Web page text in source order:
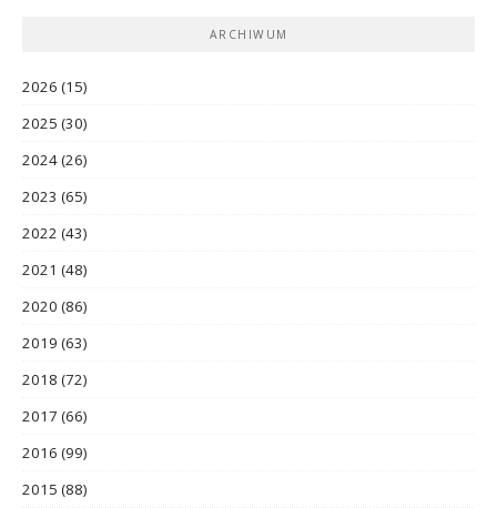
ARCHIWUM
2026 (15)
2025 (30)
2024(26)
2023 (65)
2022 (43)
2021 (48)
2020 (86)
2019 (63)
2018 (72)
2017 (66)
2016 (99)
2015 (88)